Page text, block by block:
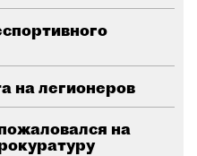
на легионеров
на